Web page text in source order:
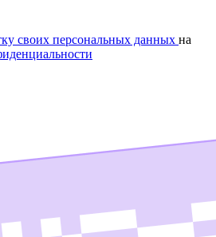
своих персональных данных на